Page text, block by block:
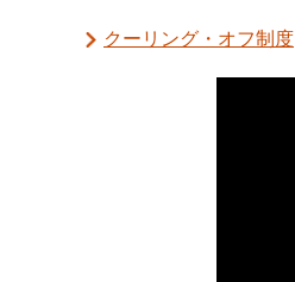
クーリング・オフ制度